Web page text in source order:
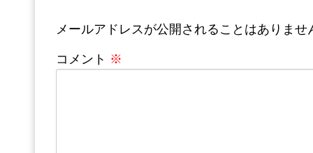
メールアドレスが公開されることはありませ
コメント ※